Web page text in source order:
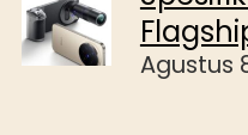
Agustus